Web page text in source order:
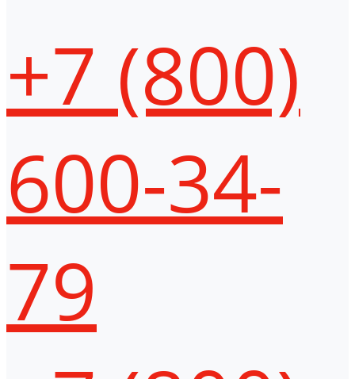
+7 (800)
600-34-
79